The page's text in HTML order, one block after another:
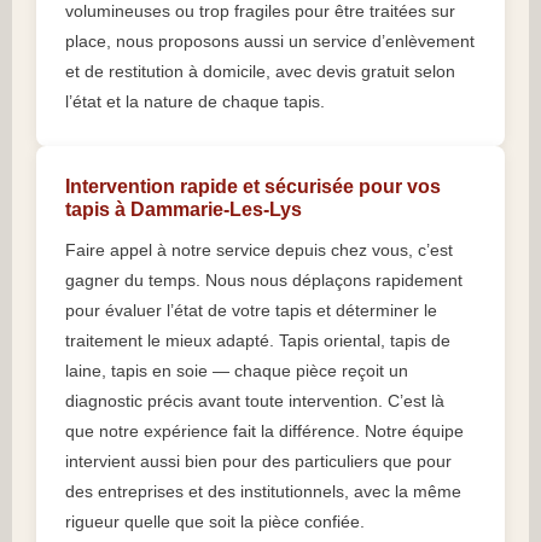
volumineuses ou trop fragiles pour être traitées sur
place, nous proposons aussi un service d’enlèvement
et de restitution à domicile, avec devis gratuit selon
l’état et la nature de chaque tapis.
Intervention rapide et sécurisée pour vos
tapis à Dammarie-Les-Lys
Faire appel à notre service depuis chez vous, c’est
gagner du temps. Nous nous déplaçons rapidement
pour évaluer l’état de votre tapis et déterminer le
traitement le mieux adapté. Tapis oriental, tapis de
laine, tapis en soie — chaque pièce reçoit un
diagnostic précis avant toute intervention. C’est là
que notre expérience fait la différence. Notre équipe
intervient aussi bien pour des particuliers que pour
des entreprises et des institutionnels, avec la même
rigueur quelle que soit la pièce confiée.